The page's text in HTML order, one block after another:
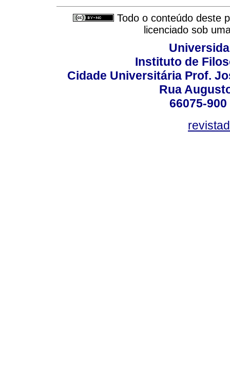
Todo o conteúdo deste
licenciado sob
Instituto de
Cidade Universitária Prof.
Rua
66075-